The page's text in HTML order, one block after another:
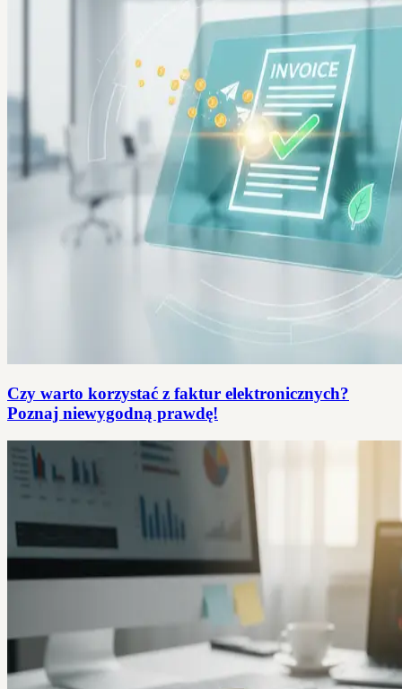
Czy warto korzystać z faktur elektronicznych?
Poznaj niewygodną prawdę!